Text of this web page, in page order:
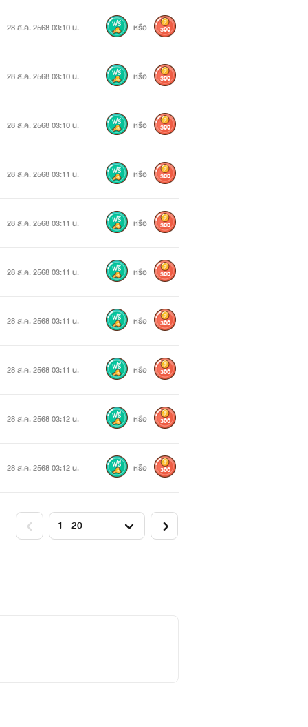
28 ส.ค. 2568 03:10 น. หรือ 300
28 ส.ค. 2568 03:10 น. หรือ 300
28 ส.ค. 2568 03:10 น. หรือ 300
28 ส.ค. 2568 03:11 น. หรือ 300
28 ส.ค. 2568 03:11 น. หรือ 300
28 ส.ค. 2568 03:11 น. หรือ 300
28 ส.ค. 2568 03:11 น. หรือ 300
28 ส.ค. 2568 03:11 น. หรือ 300
28 ส.ค. 2568 03:12 น. หรือ 300
28 ส.ค. 2568 03:12 น. หรือ 300